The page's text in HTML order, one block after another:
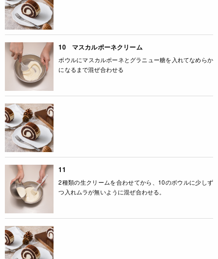
10 マスカルポーネクリーム
ボウルにマスカルポーネとグラニュー糖を入れてなめらか
になるまで混ぜ合わせる
11
2種類の生クリームを合わせてから、10のボウルに少しず
つ入れムラが無いように混ぜ合わせる。